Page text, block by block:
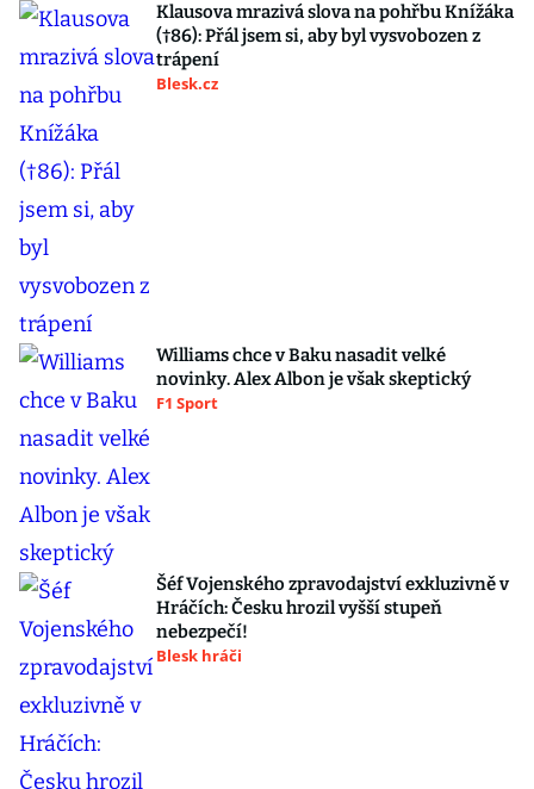
Klausova mrazivá slova na pohřbu Knížáka
(†86): Přál jsem si, aby byl vysvobozen z
trápení
Blesk.cz
Williams chce v Baku nasadit velké
novinky. Alex Albon je však skeptický
F1 Sport
Šéf Vojenského zpravodajství exkluzivně v
Hráčích: Česku hrozil vyšší stupeň
nebezpečí!
Blesk hráči